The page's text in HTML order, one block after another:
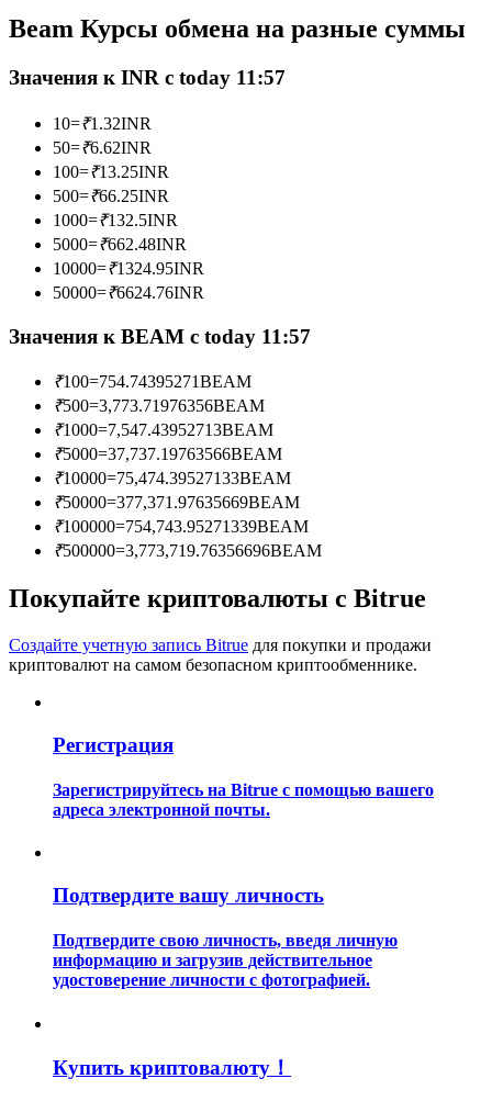
Станьте копи-трейдером
Наслаждайтесь распределением прибыли и комиссиями
за копи-трейдинг
Информация
Анализ больших данных, включая торговую информацию
и т. д.
Руководство для начинающих по фьючерсам
Узнайте, как оставаться прибыльным
Beam Курсы обмена на разные суммы
Значения к INR с today 11:57
10=₹1.32INR
50=₹6.62INR
100=₹13.25INR
500=₹66.25INR
1000=₹132.5INR
5000=₹662.48INR
10000=₹1324.95INR
50000=₹6624.76INR
Значения к BEAM с today 11:57
₹100=754.74395271BEAM
₹500=3,773.71976356BEAM
₹1000=7,547.43952713BEAM
₹5000=37,737.19763566BEAM
₹10000=75,474.39527133BEAM
₹50000=377,371.97635669BEAM
₹100000=754,743.95271339BEAM
₹500000=3,773,719.76356696BEAM
Покупайте криптовалюты с Bitrue
Создайте учетную запись Bitrue для покупки и продажи
криптовалют на самом безопасном криптообменнике.
Регистрация
Зарегистрируйтесь на Bitrue с помощью вашего
адреса электронной почты.
Подтвердите вашу личность
Подтвердите свою личность, введя личную
информацию и загрузив действительное
удостоверение личности с фотографией.
Купить криптовалюту！